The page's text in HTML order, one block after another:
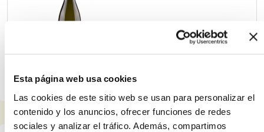
Esta página web usa cookies
Las cookies de este sitio web se usan para personalizar el
contenido y los anuncios, ofrecer funciones de redes
sociales y analizar el tráfico. Además, compartimos
Rosados 2